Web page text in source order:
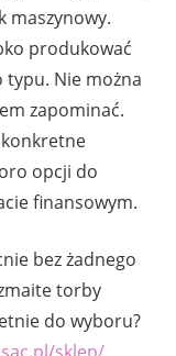
maszynowy.
produkować
typu. Nie można
zapominać.
konkretne
opcji do
finansowym.
bez żadnego
torby
do wyboru?